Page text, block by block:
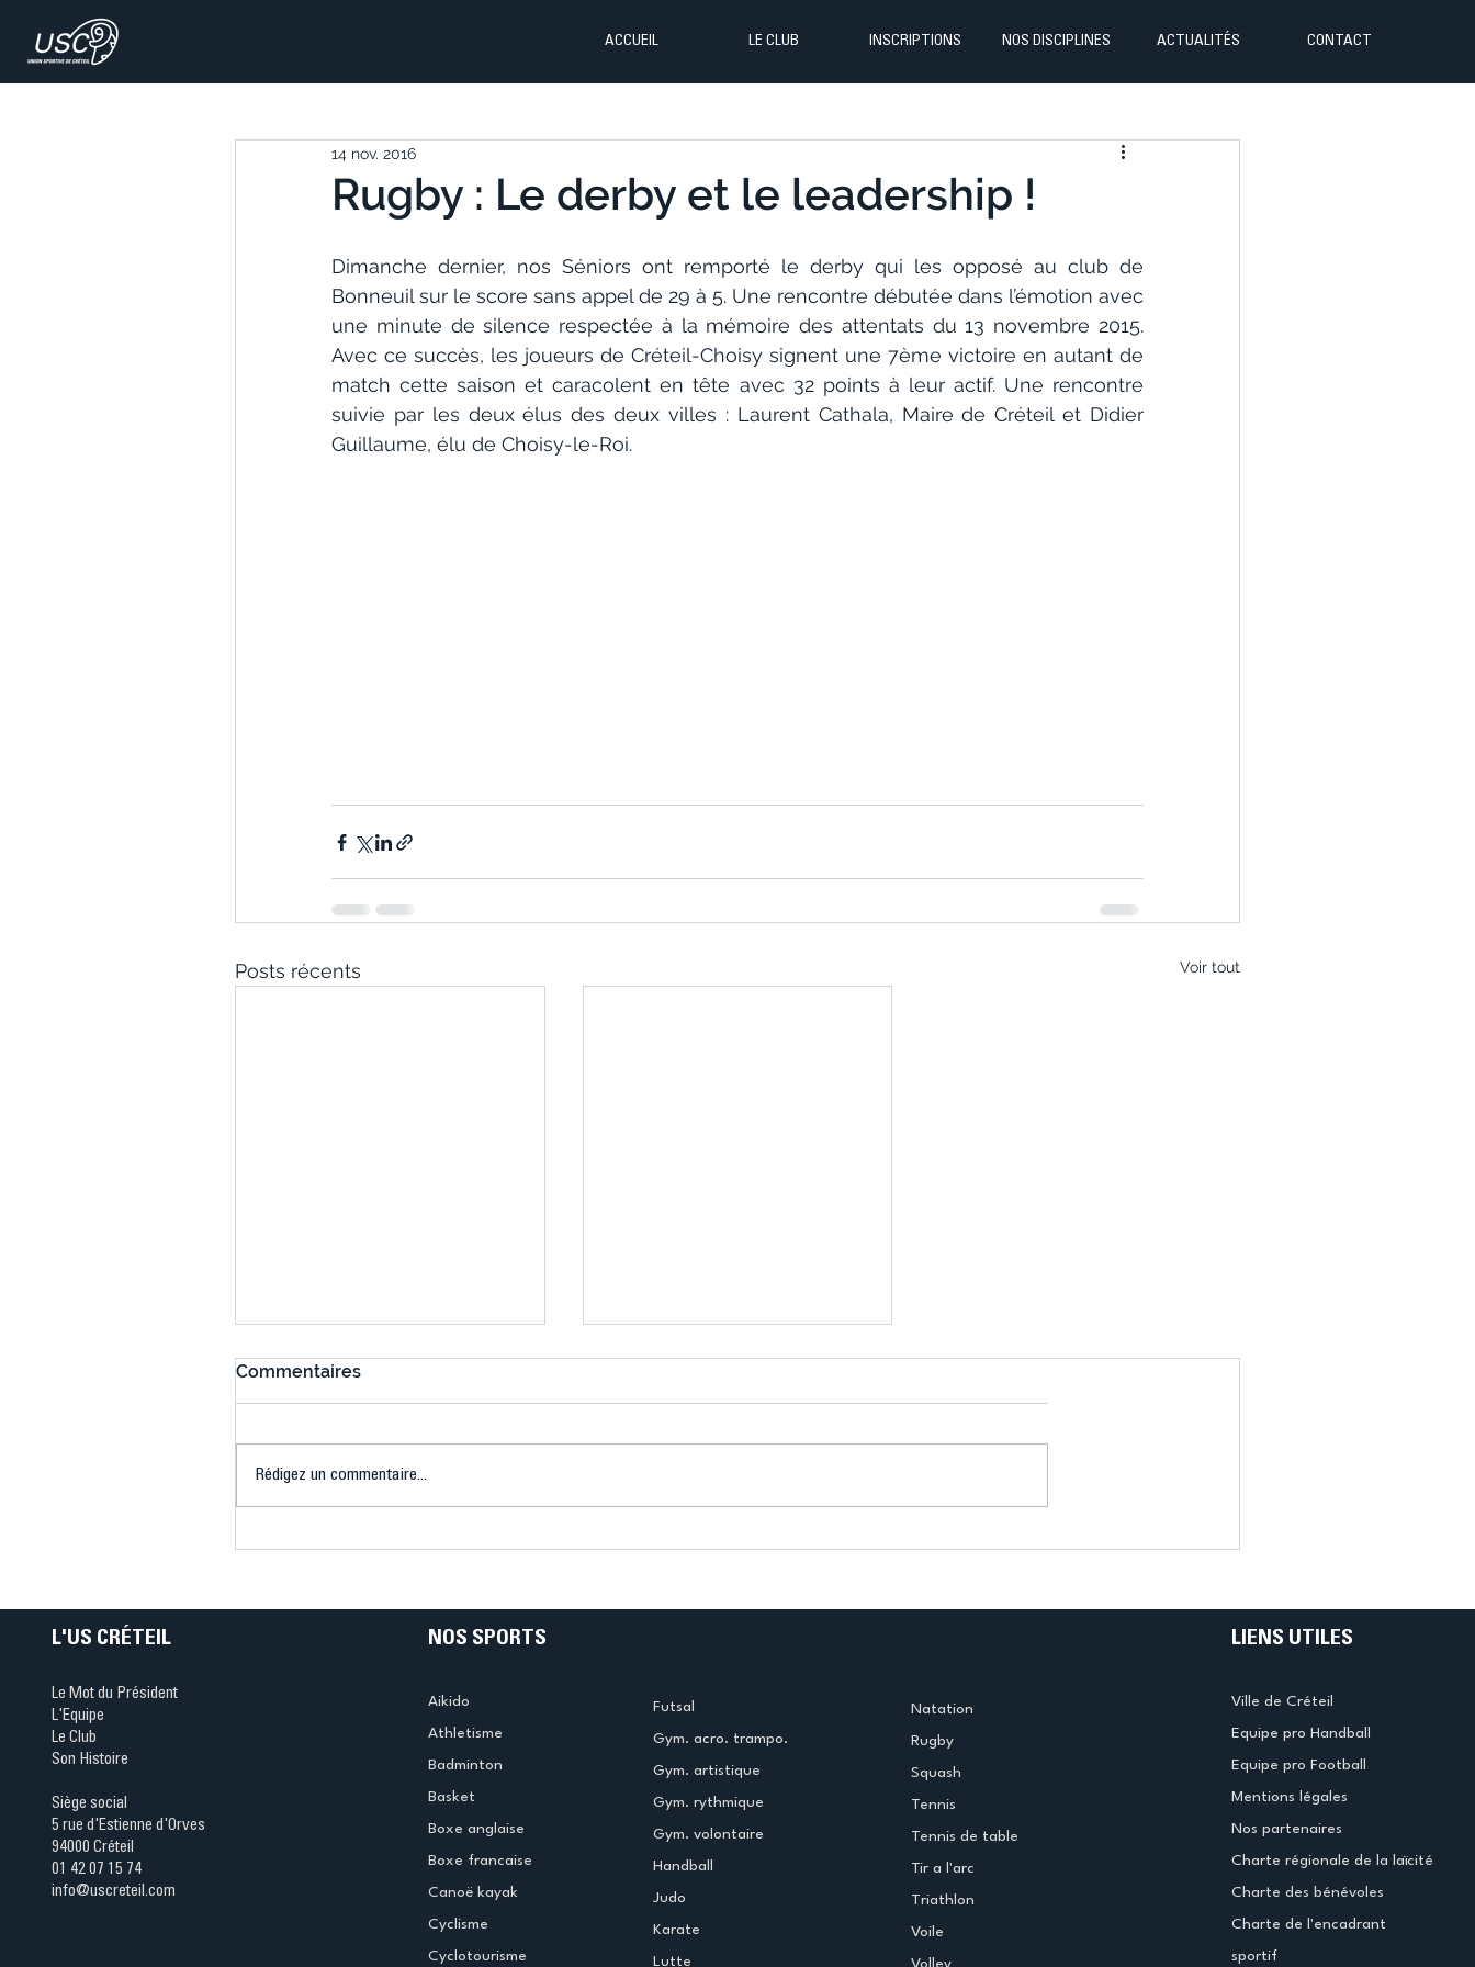
ACCUEIL LE CLUB INSCRIPTIONS NOS DISCIPLINES ACTUALITÉS CONTACT
Rugby : Le derby et le leadership !
14 nov. 2016
Dimanche dernier, nos Séniors ont remporté le derby qui les opposé au club de
Bonneuil sur le score sans appel de 29 à 5. Une rencontre débutée dans l’émotion avec
une minute de silence respectée à la mémoire des attentats du 13 novembre 2015.
Avec ce succès, les joueurs de Créteil-Choisy signent une 7ème victoire en autant de
match cette saison et caracolent en tête avec 32 points à leur actif. Une rencontre
suivie par les deux élus des deux villes : Laurent Cathala, Maire de Créteil et Didier
Guillaume, élu de Choisy-le-Roi.
Posts récents Voir tout
Commentaires
Rédigez un commentaire...
L'US CRÉTEIL
Le Mot du Président
L'Equipe
Le Club
Son Histoire
Siège social
5 rue d'Estienne d'Orves
94000 Créteil
01 42 07 15 74
info@uscreteil.com
NOS SPORTS
Aikido
Athletisme
Badminton
Basket
Boxe anglaise
Boxe francaise
Canoë kayak
Cyclisme
Cyclotourisme
Futsal
Gym. acro. trampo.
Gym. artistique
Gym. rythmique
Gym. volontaire
Handball
Judo
Karate
Lutte
Natation
Rugby
Squash
Tennis
Tennis de table
Tir a l'arc
Triathlon
Voile
Volley
LIENS UTILES
Ville de Créteil
Equipe pro Handball
Equipe pro Football
Mentions légales
Nos partenaires
Charte régionale de la laïcité
Charte des bénévoles
Charte de l'encadrant
sportif